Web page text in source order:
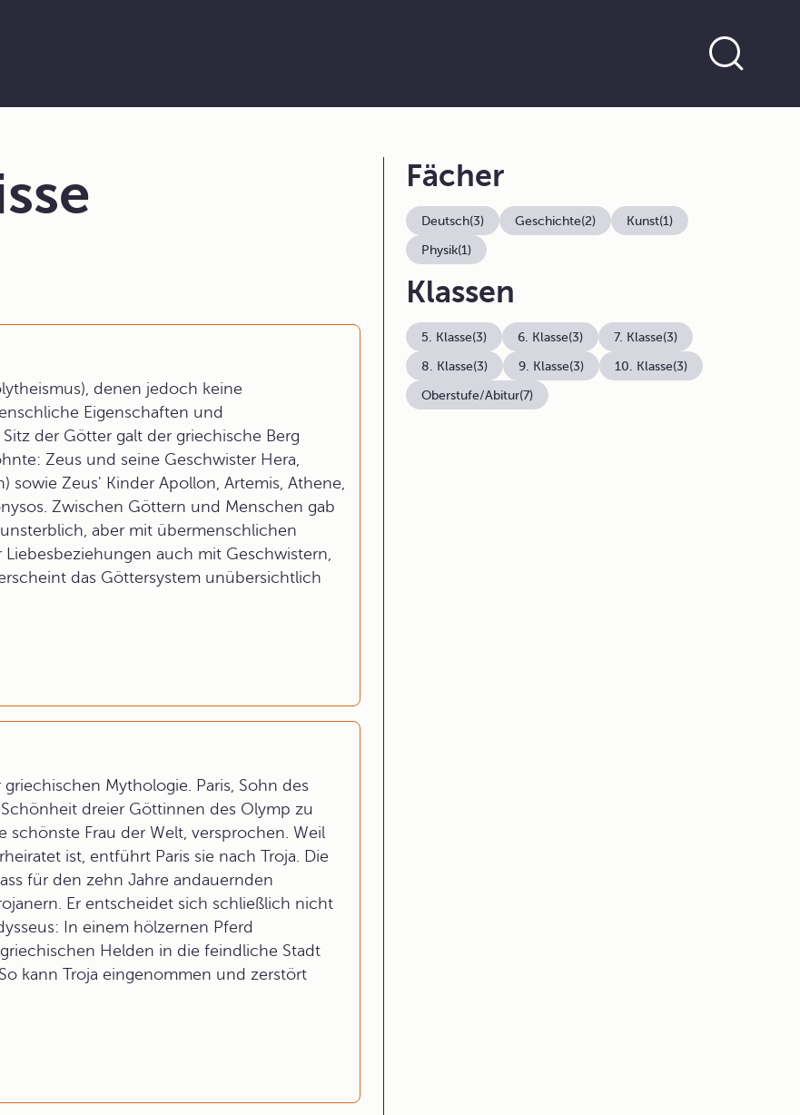
denen jedoch keine
Eigenschaften und
der Götter galt der griechische Berg
Zeus und seine Geschwister Hera,
sowie Zeus' Kinder Apollon, Artemis, Athene,
Zwischen Göttern und Menschen gab
aber mit übermenschlichen
auch mit Geschwistern,
das Göttersystem unübersichtlich
Mythologie. Paris, Sohn des
dreier Göttinnen des Olymp zu
schönste Frau der Welt, versprochen. Weil
ist, entführt Paris sie nach Troja. Die
für den zehn Jahre andauernden
Er entscheidet sich schließlich nicht
In einem hölzernen Pferd
griechischen Helden in die feindliche Stadt
kann Troja eingenommen und zerstört
Fächer
Deutsch(3) Geschichte(2) Kunst(1)
Physik(1)
Klassen
5. Klasse(3) 6. Klasse(3) 7. Klasse(3)
8. Klasse(3) 9. Klasse(3) 10. Klasse(3)
Oberstufe/Abitur(7)